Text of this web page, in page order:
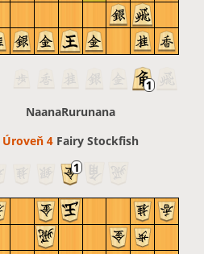
NaanaRurunana
Úroveň 4 Fairy Stockfish